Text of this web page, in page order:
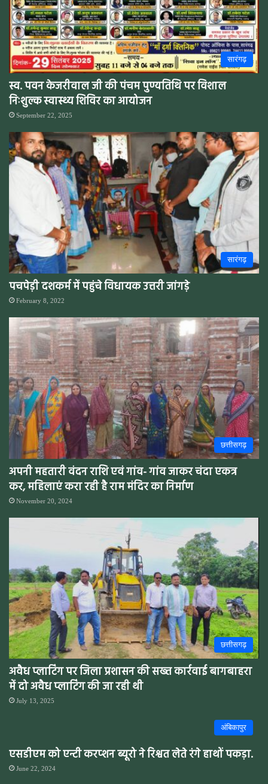
सारंगढ़
स्व. पवन केजरीवाल जी की पंचम पुण्यतिथि पर विशाल
निःशुल्क स्वास्थ्य शिविर का आयोजन
September 22, 2025
सारंगढ़
पचपेड़ी दशकर्म में पहुंचे विधायक उत्तरी जांगड़े
February 8, 2022
छत्तीसगढ़
अपनी महतारी वंदन राशि एवं गांव- गांव जाकर चंदा एकत्र
कर, महिलाएं करा रही है राम मंदिर का निर्माण
November 20, 2024
छत्तीसगढ़
अवैध प्लाटिंग पर जिला प्रशासन की सख्त कार्रवाई बागबाहरा
में दो अवैध प्लाटिंग की जा रही थी
July 13, 2025
अंबिकापुर
एसडीएम को एन्टी करप्शन ब्यूरो ने रिश्वत लेते रंगे हाथों पकड़ा.
June 22, 2024